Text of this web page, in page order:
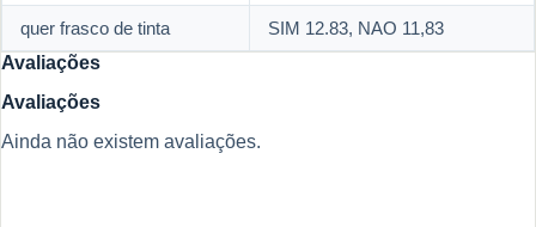
quer frasco de tinta
SIM 12.83, NAO 11,83
Avaliações
Avaliações
Ainda não existem avaliações.